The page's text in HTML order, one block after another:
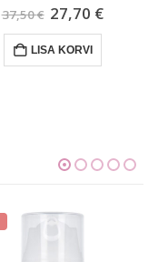
37,50€ Algne
hind
oli:
37,50 €.
27,70 €
LISA KORVI